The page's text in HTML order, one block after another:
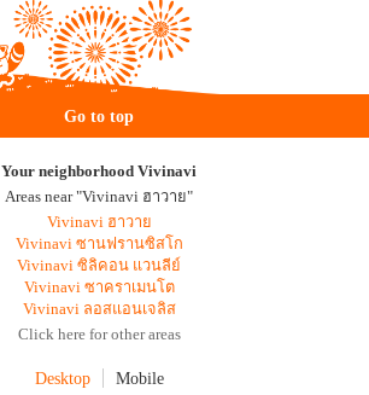
Go to top
Your neighborhood Vivinavi
Areas near "Vivinavi ฮาวาย"
Vivinavi ฮาวาย
Vivinavi ซานฟรานซิสโก
Vivinavi ซิลิคอน แวนลีย์
Vivinavi ซาคราเมนโต
Vivinavi ลอสแอนเจลิส
Click here for other areas
Desktop Mobile